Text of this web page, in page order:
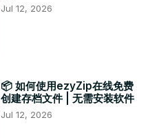
Jul 12, 2026
📦 如何使用ezyZip在线免费
创建存档文件 | 无需安装软件
Jul 12, 2026